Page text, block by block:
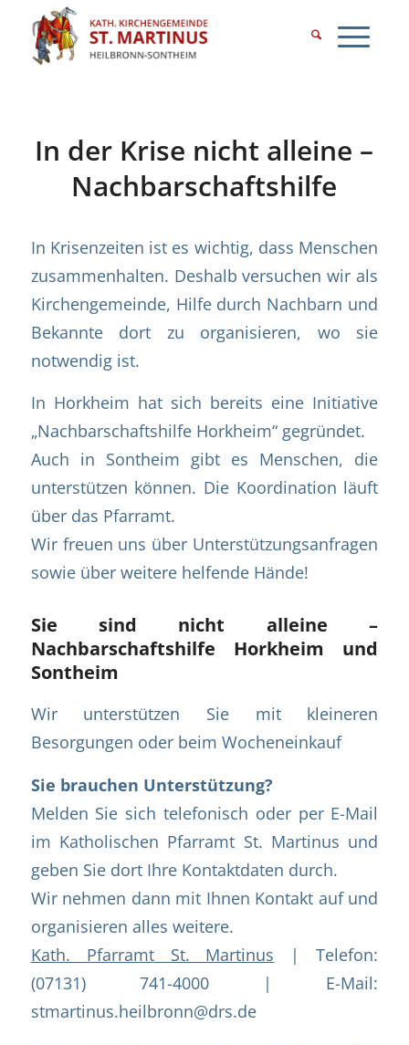
In der Krise nicht alleine –
Nachbarschaftshilfe
In Krisenzeiten ist es wichtig, dass Menschen
zusammenhalten. Deshalb versuchen wir als
Kirchengemeinde, Hilfe durch Nachbarn und
Bekannte dort zu organisieren, wo sie
notwendig ist.
In Horkheim hat sich bereits eine Initiative
„Nachbarschaftshilfe Horkheim“ gegründet.
Auch in Sontheim gibt es Menschen, die
unterstützen können. Die Koordination läuft
über das Pfarramt.
Wir freuen uns über Unterstützungsanfragen
sowie über weitere helfende Hände!
Sie sind nicht alleine –
Nachbarschaftshilfe Horkheim und
Sontheim
Wir unterstützen Sie mit kleineren
Besorgungen oder beim Wocheneinkauf
Sie brauchen Unterstützung?
Melden Sie sich telefonisch oder per E-Mail
im Katholischen Pfarramt St. Martinus und
geben Sie dort Ihre Kontaktdaten durch.
Wir nehmen dann mit Ihnen Kontakt auf und
organisieren alles weitere.
Kath. Pfarramt St. Martinus | Telefon:
(07131) 741-4000 | E-Mail:
stmartinus.heilbronn@drs.de